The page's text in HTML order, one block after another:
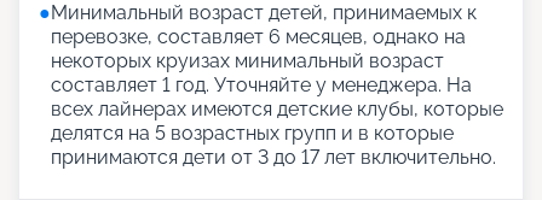
●Минимальный возраст детей, принимаемых к
перевозке, составляет 6 месяцев, однако на
некоторых круизах минимальный возраст
составляет 1 год. Уточняйте у менеджера. На
всех лайнерах имеются детские клубы, которые
делятся на 5 возрастных групп и в которые
принимаются дети от 3 до 17 лет включительно.